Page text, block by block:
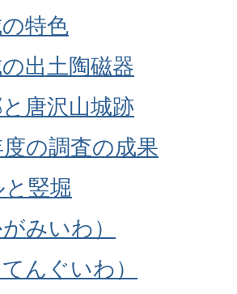
特色
出土陶磁器
唐沢山城跡
の調査の成果
と竪堀
みいわ）
んぐいわ）